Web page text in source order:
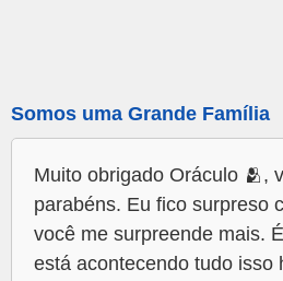
Somos uma Grande Família
Muito obrigado Oráculo 🫂,
parabéns. Eu fico surpreso
você me surpreende mais.
está acontecendo tudo isso